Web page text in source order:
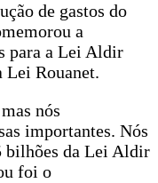
de gastos do
a
para a Lei Aldir
Lei Rouanet.
nós
importantes. Nós
bilhões da Lei Aldir
foi o